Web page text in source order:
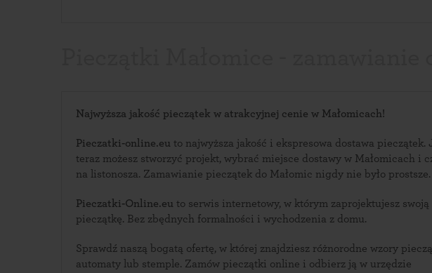
Najwyższa jakość pieczątek w atrakcyjnej cenie w Małomicach!
Pieczatki-online.eu to najwyższa jakość i ekspresowa dostawa pieczątek. Już
teraz możesz stworzyć projekt, wybrać miejsce dostawy w Małomicach i
na listonosza. Zamawianie pieczątek do Małomic nigdy nie było prostsze.
Pieczatki-Online.eu
pieczątkę. Bez zbędnych formalności i wychodzenia z domu.
Sprawdź naszą bogatą ofertę, w której znajdziesz różnorodne wzory
automaty lub stemple. Zamów pieczątki online i odbierz ją w urzędzie